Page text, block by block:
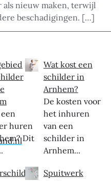
nieuw maken, terwijl
beschadigingen. […]
huren
Dit
Wat kost een
schilder in
Arnhem?
De kosten voor
het inhuren
van een
schilder in
Arnhem...
Spuitwerk